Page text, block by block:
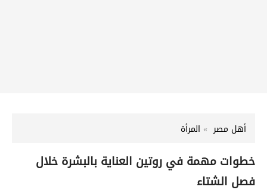
أهل مصر المرأة
خطوات مهمة في روتين العناية بالبشرة خلال
فصل الشتاء